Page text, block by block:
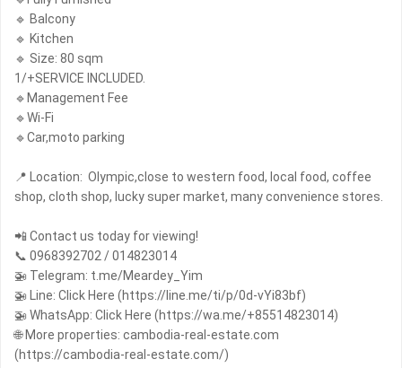
🔹 Balcony
🔹 Kitchen
🔹 Size: 80 sqm
1/+SERVICE INCLUDED.
🔹Management Fee
🔹Wi-Fi
🔹Car,moto parking
📍 Location: Olympic,close to western food, local food, coffee
shop, cloth shop, lucky super market, many convenience stores.
📲 Contact us today for viewing!
📞 0968392702 / 014823014
🚁 Telegram: t.me/Meardey_Yim
🚁 Line: Click Here (https://line.me/ti/p/0d-vYi83bf)
🚁 WhatsApp: Click Here (https://wa.me/+85514823014)
🌐 More properties: cambodia-real-estate.com
(https://cambodia-real-estate.com/)